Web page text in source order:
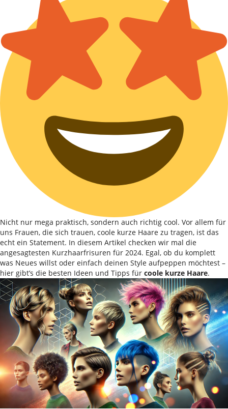
Nicht nur mega praktisch, sondern auch richtig cool. Vor allem für
uns Frauen, die sich trauen, coole kurze Haare zu tragen, ist das
echt ein Statement. In diesem Artikel checken wir mal die
angesagtesten Kurzhaarfrisuren für 2024. Egal, ob du komplett
was Neues willst oder einfach deinen Style aufpeppen möchtest –
hier gibt’s die besten Ideen und Tipps für coole kurze Haare.